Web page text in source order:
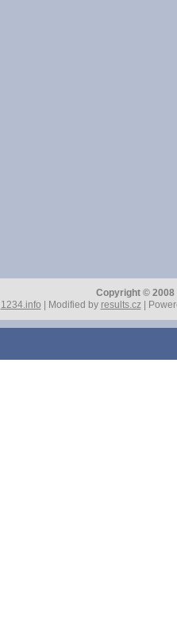
Copyright ©
1234.info | Modified by results.cz|